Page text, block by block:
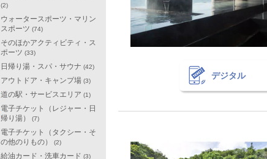
デジタル
(2)
ウォータースポーツ・マリン
スポーツ (74)
そのほかアクティビティ・ス
ポーツ (33)
日帰り湯・スパ・サウナ (42)
アウトドア・キャンプ場 (3)
道の駅・サービスエリア (1)
電子チケット（レジャー・日
帰り湯）
(7)
電子チケット（タクシー・そ
の他のりもの）
(2)
給油カード・洗車カード (3)